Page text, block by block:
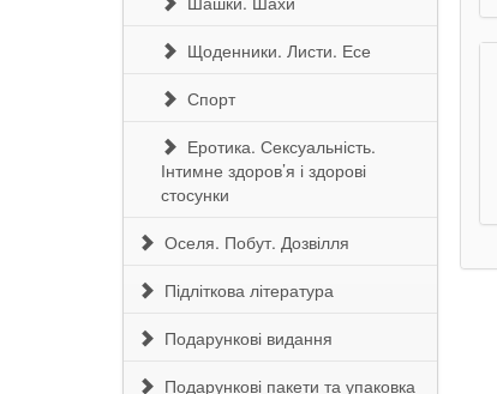
Щоденники. Листи. Есе
Спорт
Еротика. Сексуальність.
Інтимне здоров’я і здорові
стосунки
Оселя. Побут. Дозвілля
Підліткова література
Подарункові видання
Подарункові пакети та упаковка